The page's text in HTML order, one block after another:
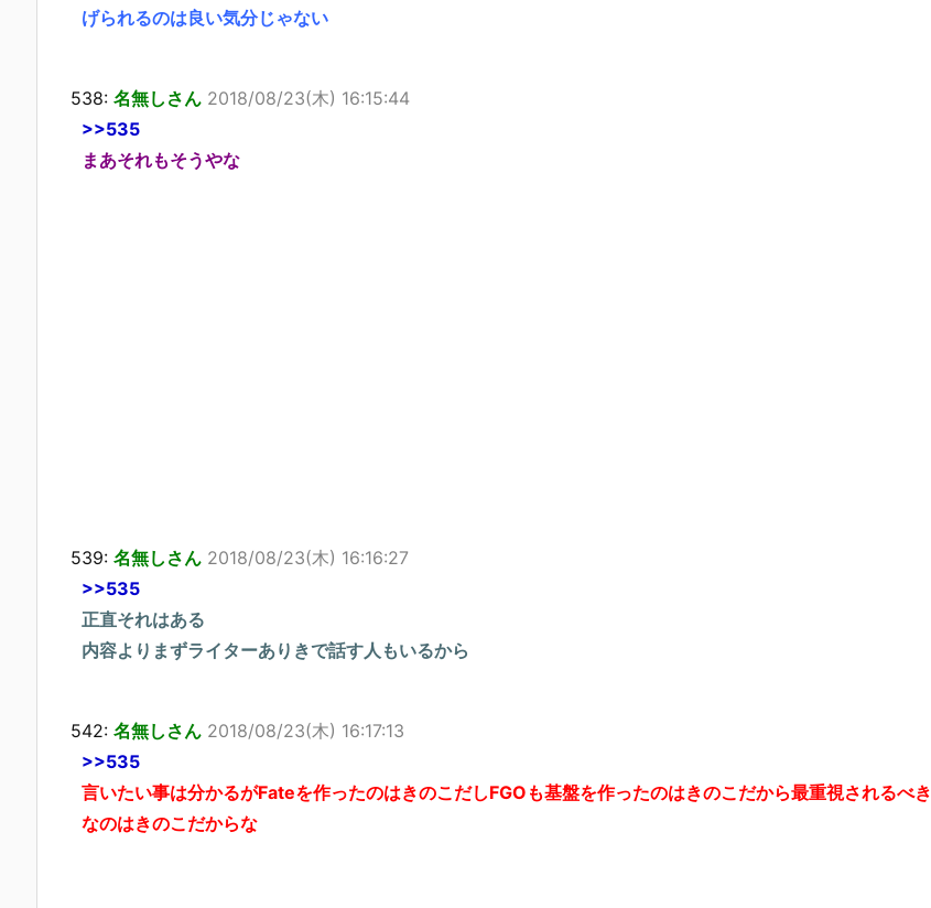
げられるのは良い気分じゃない
538: 名無しさん 2018/08/23(木) 16:15:44
>>535
まあそれもそうやな
539: 名無しさん 2018/08/23(木) 16:16:27
>>535
正直それはある
内容よりまずライターありきで話す人もいるから
542: 名無しさん 2018/08/23(木) 16:17:13
>>535
言いたい事は分かるがFateを作ったのはきのこだしFGOも基盤を作ったのはきのこだから最重視されるべき
なのはきのこだからな